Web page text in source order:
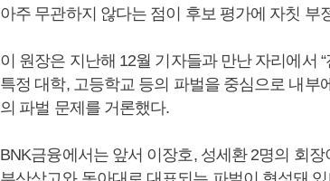
아주 무관하지 않다는 점이 후보 평가에 자칫 부
이 원장은 지난해 12월 기자들과 만난 자리에서
특정 대학, 고등학교 등의 파벌을 중심으로 내부
의 파벌 문제를 거론했다.
BNK금융에서는 앞서 이장호, 성세환 2명의 회